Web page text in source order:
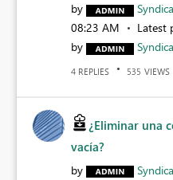
by
08:23 AM
Latest
by
4 REPLIES 535 VIEWS
¿Eliminar una
vacía?
by